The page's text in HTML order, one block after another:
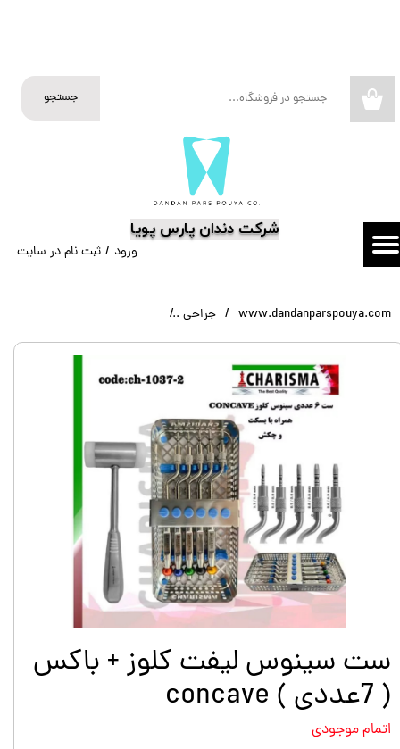
​شرکت دندان پارس پویا
جستجو
ورود / ثبت نام در سایت
تغییر گذر واژه
سفارشات
www.dandanparspouya.com جراحی
ست سینوس لیفت کلوز + باکس
( 7عددی ) concave
اتمام موجودی